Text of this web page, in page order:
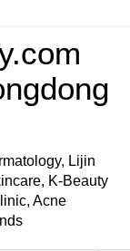
Lijin
K-Beauty
Acne